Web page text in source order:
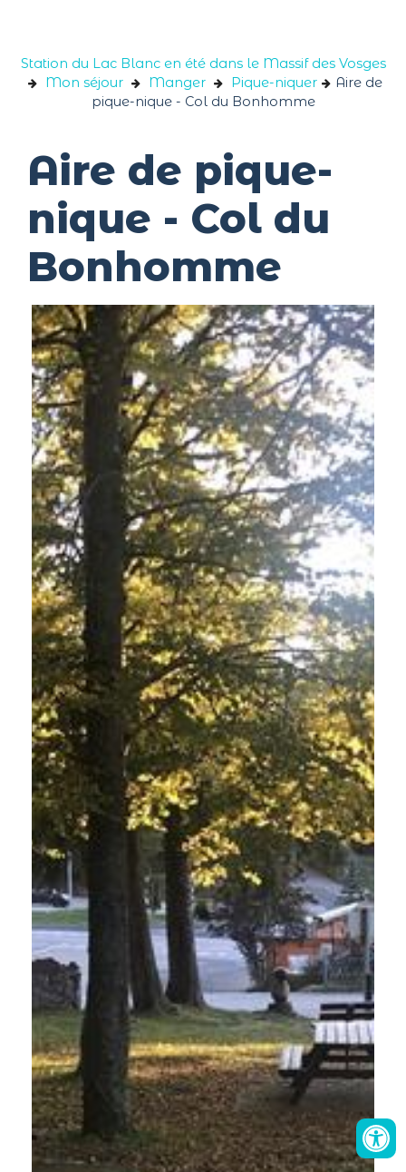
Station du Lac Blanc en été dans le Massif des Vosges
Mon séjour
Manger Pique-niquer
Aire de
pique-nique - Col du Bonhomme
Aire de pique-
nique - Col du
Bonhomme